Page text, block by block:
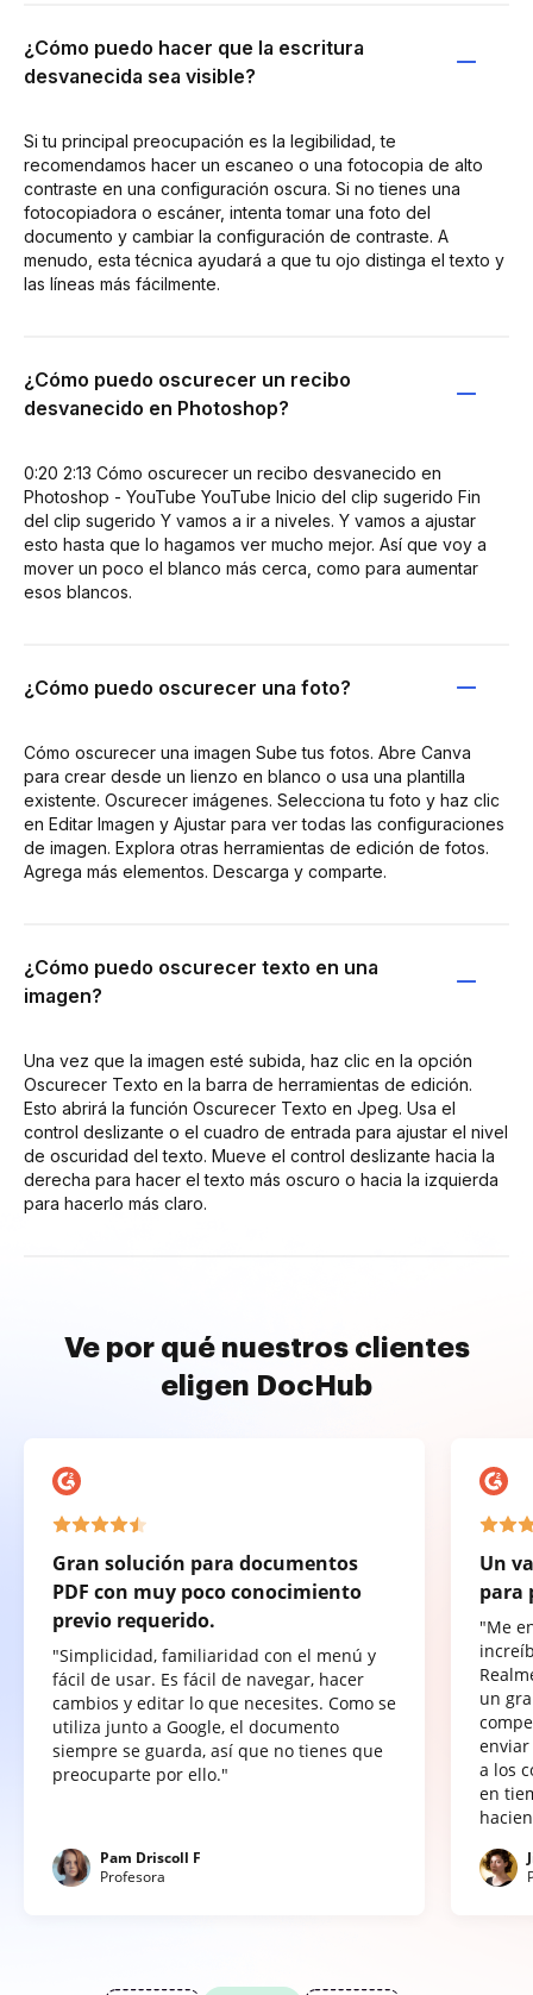
¿Cómo puedo hacer que la escritura
desvanecida sea visible?
Si tu principal preocupación es la legibilidad, te
recomendamos hacer un escaneo o una fotocopia de alto
contraste en una configuración oscura. Si no tienes una
fotocopiadora o escáner, intenta tomar una foto del
documento y cambiar la configuración de contraste. A
menudo, esta técnica ayudará a que tu ojo distinga el texto y
las líneas más fácilmente.
¿Cómo puedo oscurecer un recibo
desvanecido en Photoshop?
0:20 2:13 Cómo oscurecer un recibo desvanecido en
Photoshop - YouTube YouTube Inicio del clip sugerido Fin
del clip sugerido Y vamos a ir a niveles. Y vamos a ajustar
esto hasta que lo hagamos ver mucho mejor. Así que voy a
mover un poco el blanco más cerca, como para aumentar
esos blancos.
¿Cómo puedo oscurecer una foto?
Cómo oscurecer una imagen Sube tus fotos. Abre Canva
para crear desde un lienzo en blanco o usa una plantilla
existente. Oscurecer imágenes. Selecciona tu foto y haz clic
en Editar Imagen y Ajustar para ver todas las configuraciones
de imagen. Explora otras herramientas de edición de fotos.
Agrega más elementos. Descarga y comparte.
¿Cómo puedo oscurecer texto en una
imagen?
Una vez que la imagen esté subida, haz clic en la opción
Oscurecer Texto en la barra de herramientas de edición.
Esto abrirá la función Oscurecer Texto en Jpeg. Usa el
control deslizante o el cuadro de entrada para ajustar el nivel
de oscuridad del texto. Mueve el control deslizante hacia la
derecha para hacer el texto más oscuro o hacia la izquierda
para hacerlo más claro.
Ve por qué nuestros clientes
eligen DocHub
Gran solución para documentos
PDF con muy poco conocimiento
previo requerido.
"Simplicidad, familiaridad con el menú y
fácil de usar. Es fácil de navegar, hacer
cambios y editar lo que necesites. Como se
utiliza junto a Google, el documento
siempre se guarda, así que no tienes que
preocuparte por ello."
Pam Driscoll F
Profesora
Un
para
"Me
un
a los
en